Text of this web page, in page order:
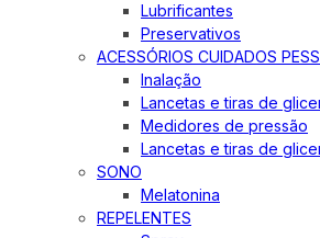
Lubrificantes
Preservativos
ACESSÓRIOS CUIDADOS
Inalação
Lancetas e tiras de
Medidores de pressão
Lancetas e tiras de
SONO
Melatonina
REPELENTES